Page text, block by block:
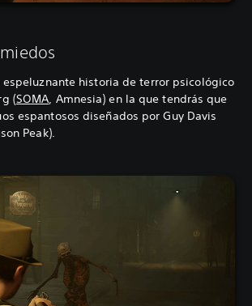
espeluznante historia de terror psicológico
(SOMA, Amnesia) en la que tendrás que
espantosos diseñados por Guy Davis
Peak).